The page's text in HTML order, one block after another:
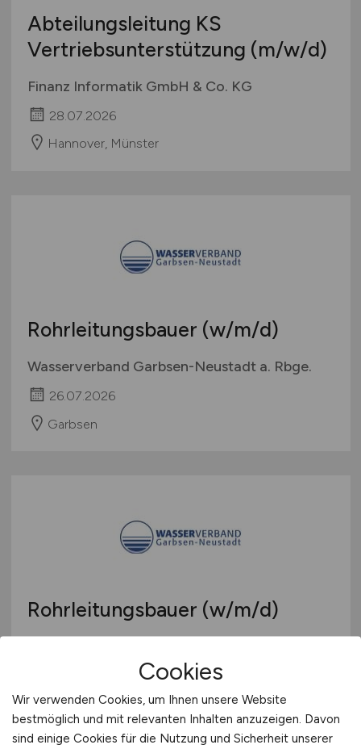
Abteilungsleitung KS
Vertriebsunterstützung (m/w/d)
Finanz Informatik GmbH & Co. KG
28.07.2026
Hannover, Münster
Rohrleitungsbauer (w/m/d)
Wasserverband Garbsen-Neustadt a. Rbge.
26.07.2026
Garbsen
Rohrleitungsbauer (w/m/d)
Garbsen
Cookies
Wir verwenden Cookies, um Ihnen unsere Website
bestmöglich und mit relevanten Inhalten anzuzeigen. Davon
sind einige Cookies für die Nutzung und Sicherheit unserer